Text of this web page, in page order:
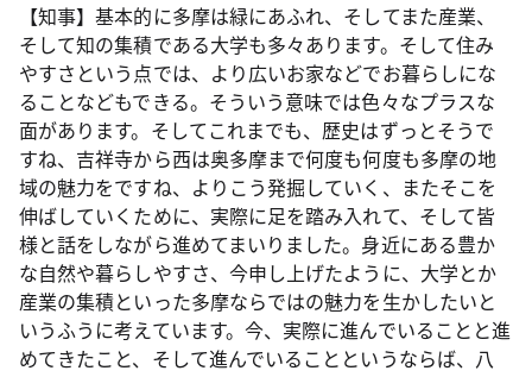
【知事】基本的に多摩は緑にあふれ、そしてまた産業、
そして知の集積である大学も多々あります。そして住み
やすさという点では、より広いお家などでお暮らしにな
ることなどもできる。そういう意味では色々なプラスな
面があります。そしてこれまでも、歴史はずっとそうで
すね、吉祥寺から西は奥多摩まで何度も何度も多摩の地
域の魅力をですね、よりこう発掘していく、またそこを
伸ばしていくために、実際に足を踏み入れて、そして皆
様と話をしながら進めてまいりました。身近にある豊か
な自然や暮らしやすさ、今申し上げたように、大学とか
産業の集積といった多摩ならではの魅力を生かしたいと
いうふうに考えています。今、実際に進んでいることと進
めてきたこと、そして進んでいることというならば、八